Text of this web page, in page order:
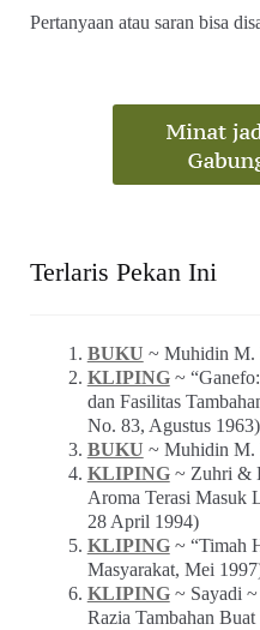
Pertanyaan atau saran bisa
Terlaris Pekan Ini
BUKU ~ Muhidin M.
KLIPING~
dan Fasilitas
No. 83, Agustus 1963)
BUKU ~ Muhidin M.
KLIPING~ Zuhri &
Aroma Terasi Masuk
28 April 1994)
KLIPING~ “Timah
Masyarakat, Mei
KLIPING~ Sayadi ~
Razia Tambahan